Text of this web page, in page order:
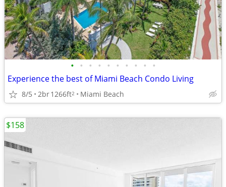
• • • • • • • • • •
Experience the best of Miami Beach Condo Living
8/5 2br1266ft2 Miami Beach
$158